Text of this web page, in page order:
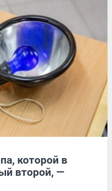
которой в
второй, —